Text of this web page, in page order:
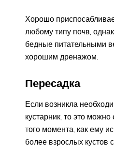
Хорошо
любому типу почв,
бедные питательными
хорошим дренажом.
Пересадка
Если возникла
кустарник, то это можно
того момента, как ему
более взрослых кустов